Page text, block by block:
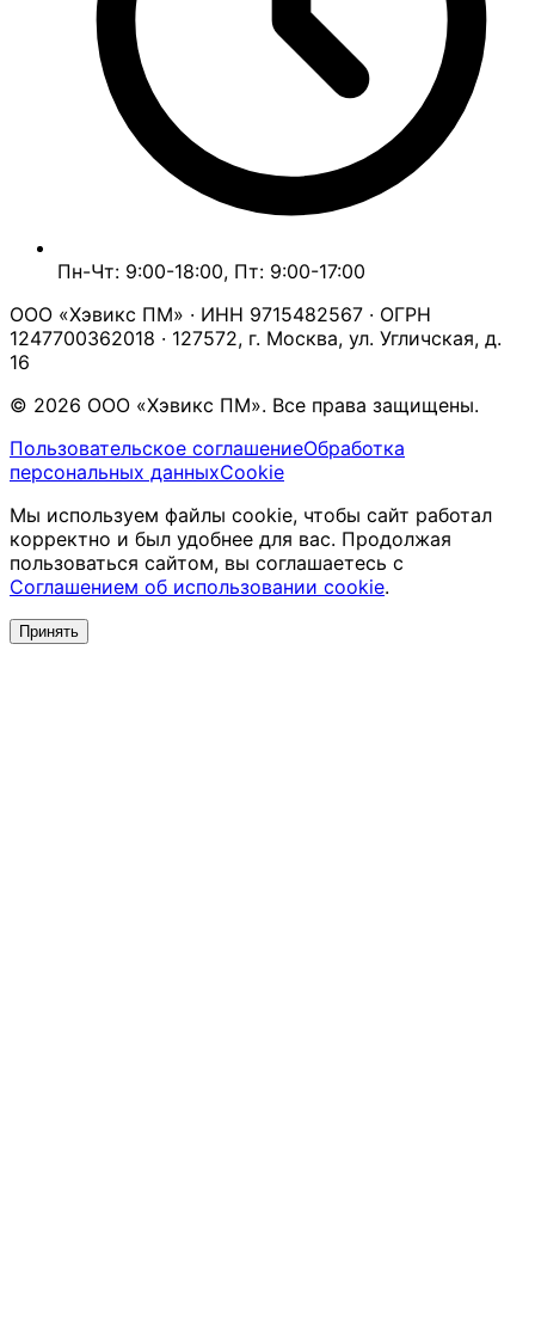
Пн-Чт: 9:00-18:00, Пт: 9:00-17:00
ООО «Хэвикс ПМ» · ИНН 9715482567 · ОГРН
1247700362018 · 127572, г. Москва, ул. Угличская, д.
16
© 2026 ООО «Хэвикс ПМ». Все права защищены.
Пользовательское соглашениеОбработка
персональных данныхCookie
Мы используем файлы cookie, чтобы сайт работал
корректно и был удобнее для вас. Продолжая
пользоваться сайтом, вы соглашаетесь с
Соглашением об использовании cookie.
Принять